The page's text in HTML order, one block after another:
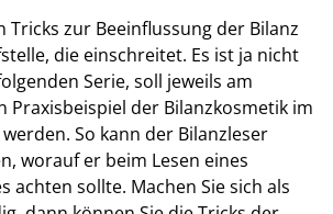
Tricks zur Beeinflussung der Bilanz
die einschreitet. Es ist ja nicht
Serie, soll jeweils am
Praxisbeispiel der Bilanzkosmetik im
So kann der Bilanzleser
worauf er beim Lesen eines
achten sollte. Machen Sie sich als